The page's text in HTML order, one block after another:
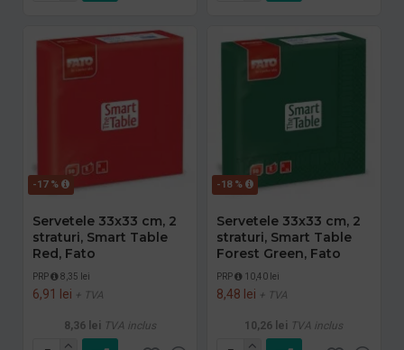
-17 %
Servetele 33x33 cm, 2
straturi, Smart Table
Red, Fato
PRP 8,35 lei
6,91 lei + TVA
8,36 lei TVA inclus
-18 %
Servetele 33x33 cm, 2
straturi, Smart Table
Forest Green, Fato
PRP 10,40 lei
8,48 lei + TVA
10,26 lei TVA inclus